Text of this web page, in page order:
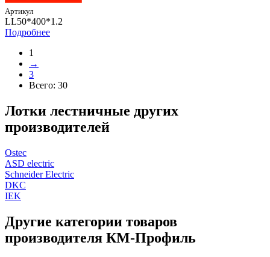
Артикул
LL50*400*1.2
Подробнее
1
→
3
Всего: 30
Лотки лестничные других
производителей
Ostec
ASD electric
Schneider Electric
DKC
IEK
Другие категории товаров
производителя КМ-Профиль